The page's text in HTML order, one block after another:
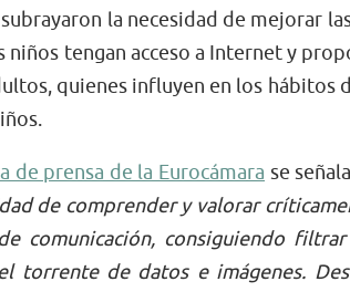
la necesidad de mejorar
niños tengan acceso a Internet y
quienes influyen en los
de prensa de la Eurocámara se
de comprender y valorar
comunicación, consiguiendo
torrente de datos e imágenes.